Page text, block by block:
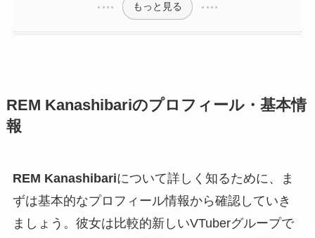
もっと見る
REM Kanashibariのプロフィール・基本情
報
REM Kanashibariについて詳しく知るために、ま
ずは基本的なプロフィール情報から確認していき
ましょう。彼女は比較的新しいVTuberグループで